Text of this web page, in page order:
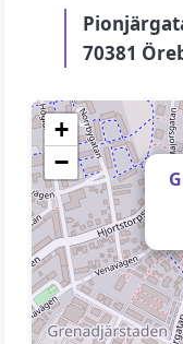
70381
+
−